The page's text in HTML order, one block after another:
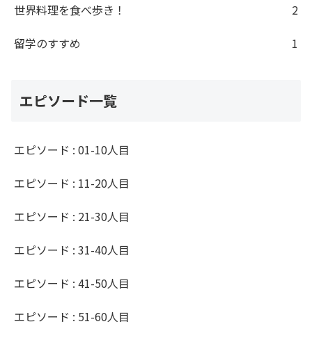
世界料理を食べ歩き！
2
留学のすすめ
1
エピソード一覧
エピソード : 01-10人目
エピソード : 11-20人目
エピソード : 21-30人目
エピソード : 31-40人目
エピソード : 41-50人目
エピソード : 51-60人目